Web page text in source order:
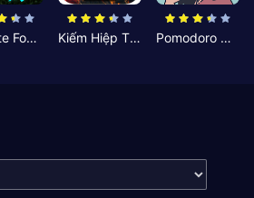
Ultimate Football Manager Kiếm Hiệp Tình Duyên Pomodoro Nhỏ: Giờ Tập Trung